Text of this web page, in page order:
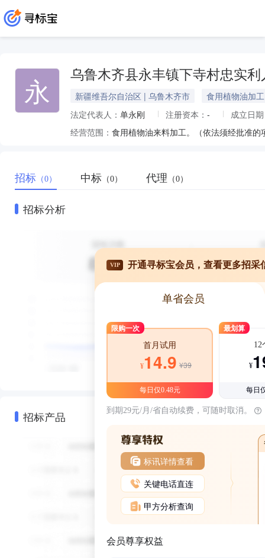
永 乌鲁木齐县永丰镇下寺村忠实利
新疆维吾尔自治区 | 乌鲁木齐市
食用植物油加工
法定代表人： 单永刚 注册资本： -
成立日
经营范围： 食用植物油来料加工。（依法须经批准
招标 （0） 中标 （0） 代理 （0）
招标分析
招标产品
VIP 开通寻标宝会员，查看更多招采
单省会员
限购一次
首月试用
¥14.9 ¥39
每日仅0.48元
最划算
12
¥
每日
到期29元/月/省自动续费，可随时取消。
标讯详情查看
关键电话直连
甲方分析查询
会员尊享权益